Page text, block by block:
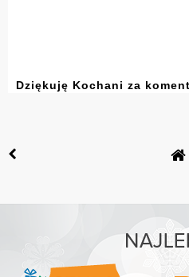
Dziękuję Kochani za